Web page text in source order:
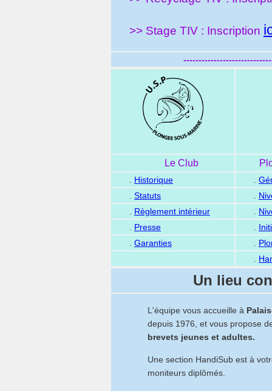
>> Stage TIV : Inscription
Le Club
Historique
Statuts
Règlement intérieur
Presse
Garanties
Un lieu
L'équipe vous accueille à
depuis 1976, et vous propose
brevets jeunes et adultes.
Une section HandiSub est à
moniteurs diplômés.